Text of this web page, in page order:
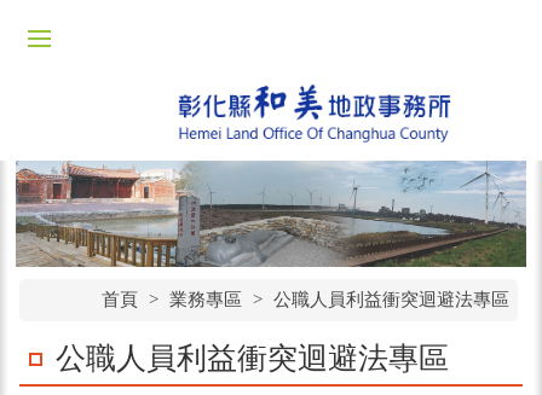
首頁 > 業務專區 > 公職人員利益衝突迴避法專區
公職人員利益衝突迴避法專區